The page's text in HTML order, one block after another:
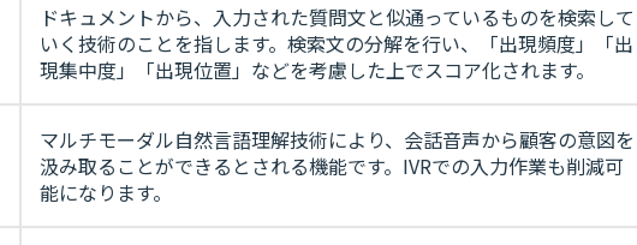
ドキュメントから、入力された質問文と似通っているものを検索して
いく技術のことを指します。検索文の分解を行い、「出現頻度」「出
現集中度」「出現位置」などを考慮した上でスコア化されます。
マルチモーダル自然言語理解技術により、会話音声から顧客の意図を
汲み取ることができるとされる機能です。IVRでの入力作業も削減可
能になります。